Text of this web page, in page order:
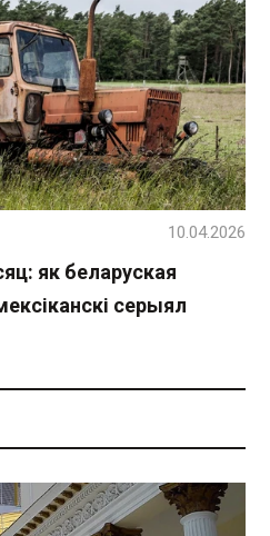
як беларуская
серыял
10.04.2026